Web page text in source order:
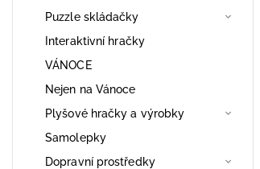
Puzzle skládačky
Interaktivní hračky
VÁNOCE
Nejen na Vánoce
Plyšové hračky a výrobky
Samolepky
Dopravní prostředky